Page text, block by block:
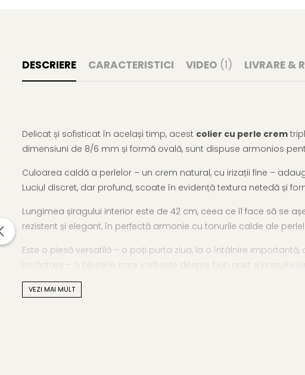
DESCRIERE CARACTERISTICI VIDEO (1) LIVRARE &
Delicat și sofisticat în același timp, acest colier cu perle crem
dimensiuni de 8/6 mm și formă ovală, sunt dispuse armonios
Culoarea caldă a perlelor – un crem natural, cu irizații fine –
Luciul discret, dar profund, scoate în evidență textura netedă și
Lungimea șiragului interior este de 42 cm, ceea ce îl face să se
rezistent și elegant, în perfectă armonie cu tonurile calde ale
Este o piesă versatilă – o poți purta ziua, la o întâlnire
încântare – o bijuterie care vorbește despre bun gust și prețuire
Poți descoperi și
VEZI MAI MULT